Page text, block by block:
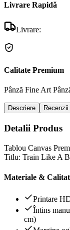
Livrare Rapidă
Livrare:
Calitate Premium
Pânză Fine Art
Descriere Recenzii
Detalii Produs
Tablou Canvas
Titlu: Train Like A
Materiale &
Printare
Întins
cm)